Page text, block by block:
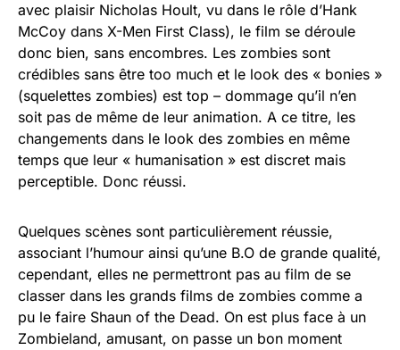
avec plaisir Nicholas Hoult, vu dans le rôle d’Hank
McCoy dans X-Men First Class), le film se déroule
donc bien, sans encombres. Les zombies sont
crédibles sans être too much et le look des « bonies »
(squelettes zombies) est top – dommage qu’il n’en
soit pas de même de leur animation. A ce titre, les
changements dans le look des zombies en même
temps que leur « humanisation » est discret mais
perceptible. Donc réussi.
Quelques scènes sont particulièrement réussie,
associant l’humour ainsi qu’une B.O de grande qualité,
cependant, elles ne permettront pas au film de se
classer dans les grands films de zombies comme a
pu le faire Shaun of the Dead. On est plus face à un
Zombieland, amusant, on passe un bon moment